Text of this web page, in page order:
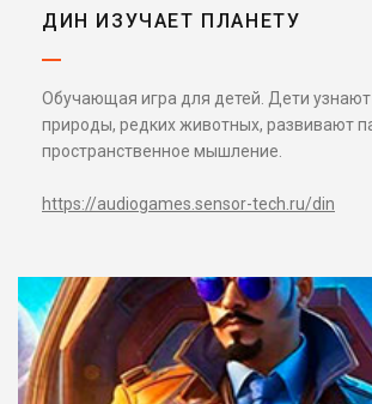
ДИН ИЗУЧАЕТ ПЛАНЕТУ
Обучающая игра для детей. Дети
природы, редких животных, развивают
пространственное мышление.
https://audiogames.sensor-tech.ru/din